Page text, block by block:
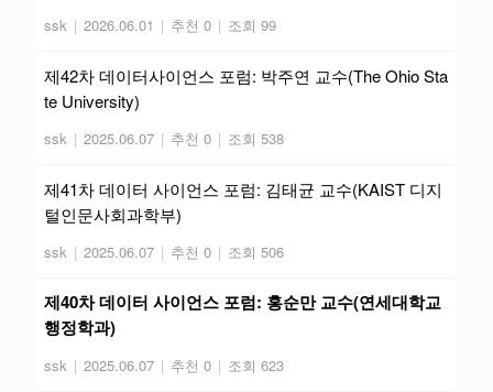
ssk | 2026.06.01 | 추천 0 | 조회 99
제42차 데이터사이언스 포럼: 박주연 교수(The Ohio Sta
te University)
ssk | 2025.06.07 | 추천 0 | 조회 538
제41차 데이터 사이언스 포럼: 김태균 교수(KAIST 디지
털인문사회과학부)
ssk | 2025.06.07 | 추천 0 | 조회 506
제40차 데이터 사이언스 포럼: 홍순만 교수(연세대학교
행정학과)
ssk | 2025.06.07 | 추천 0 | 조회 623